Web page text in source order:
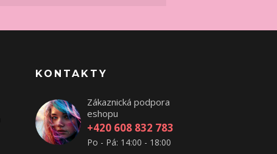
KONTAKTY
Zákaznická podpora
eshopu
+420 608 832 783
Po - Pá: 14:00 - 18:00